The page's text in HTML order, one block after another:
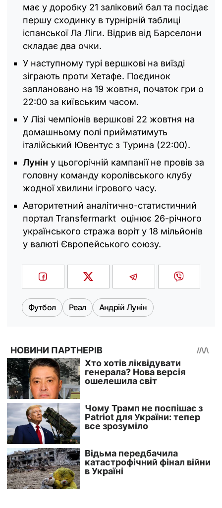
має у доробку 21 заліковий бал та посідає
першу сходинку в турнірній таблиці
іспанської Ла Ліги. Відрив від Барселони
складає два очки.
У наступному турі вершкові на виїзді
зіграють проти Хетафе. Поєдинок
заплановано на 19 жовтня, початок гри о
22:00 за київським часом.
У Лізі чемпіонів вершкові 22 жовтня на
домашньому полі прийматимуть
італійський Ювентус з Турина (22:00).
Лунін у цьогорічній кампанії не провів за
головну команду королівського клубу
жодної хвилини ігрового часу.
Авторитетний аналітично-статистичний
портал Transfermarkt оцінює 26-річного
українського стража воріт у 18 мільйонів
у валюті Європейського союзу.
Футбол Реал Андрій Лунін